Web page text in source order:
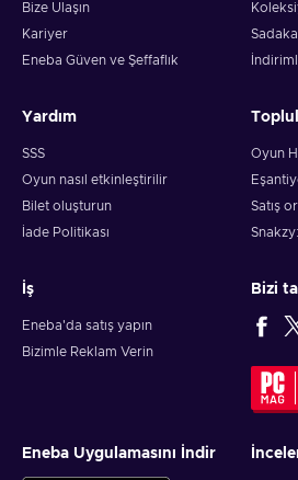
Bize Ulaşın
Kariyer
Eneba Güven ve Şeffaflık
Yardım
SSS
Oyun nasıl etkinleştirilir
Bilet oluşturun
İade Politikası
Oyun
Satış
İş
Eneba'da satış yapın
Bizimle Reklam Verin
Bizi
Eneba Uygulamasını İndir